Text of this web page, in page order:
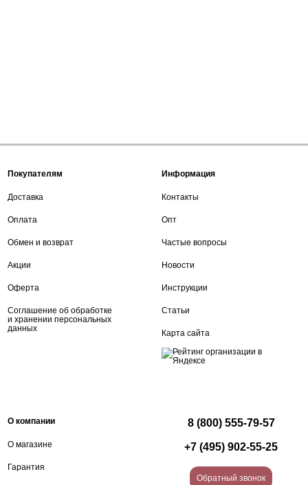
Покупателям
Доставка
Оплата
Обмен и возврат
Акции
Оферта
Соглашение об обработке
и хранении персональных
данных
Информация
Контакты
Опт
Частые вопросы
Новости
Инструкции
Статьи
Карта сайта
О компании
О магазине
Гарантия
8 (800) 555-79-57
+7 (495) 902-55-25
Обратный звонок